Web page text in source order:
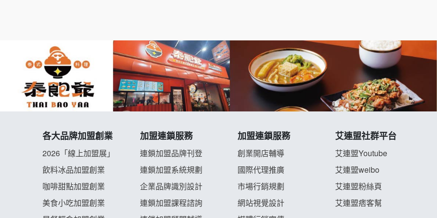
各大品牌加盟創業
2026「線上加盟展」
飲料冰品加盟創業
咖啡甜點加盟創業
美食小吃加盟創業
加盟連鎖服務
連鎖加盟品牌刊登
連鎖加盟系統規劃
企業品牌識別設計
連鎖加盟課程諮詢
加盟連鎖服務
創業開店輔導
國際代理推廣
市場行銷規劃
網站視覺設計
艾連盟社群平台
艾連盟Youtube
艾連盟weibo
艾連盟粉絲頁
艾連盟痞客幫